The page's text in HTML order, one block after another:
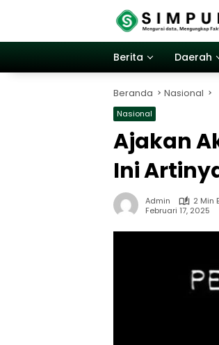
Berita
Daerah
Beranda Nasional
Nasional
Ajakan
Ini
Admin
2 Min
Februari 17, 2025